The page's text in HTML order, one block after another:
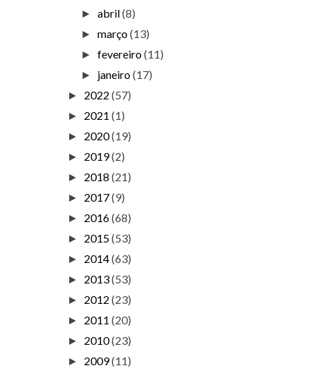
►abril(8)
►março(13)
►fevereiro(11)
► janeiro(17)
► 2022 (57)
► 2021 (1)
► 2020(19)
► 2019(2)
► 2018 (21)
► 2017(9)
► 2016(68)
► 2015(53)
► 2014(63)
► 2013(53)
► 2012 (23)
► 2011 (20)
► 2010(23)
► 2009(11)